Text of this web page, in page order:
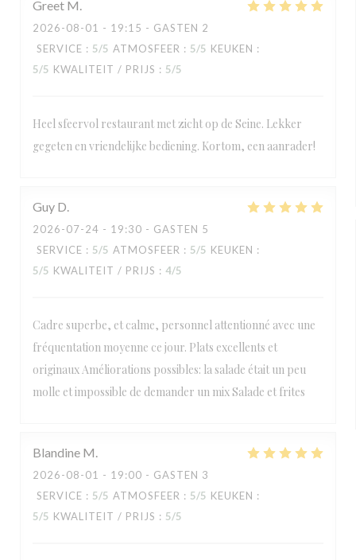
Greet M
2026-08-01 - 19:15 - GASTEN 2
SERVICE : 5/5 ATMOSFEER : 5/5 KEUKEN :
5/5 KWALITEIT / PRIJS : 5/5
Heel sfeervol restaurant met zicht op de Seine. Lekker
gegeten en vriendelijke bediening. Kortom, een aanrader!
Guy D
2026-07-24 - 19:30 - GASTEN 5
SERVICE : 5/5 ATMOSFEER : 5/5 KEUKEN :
5/5 KWALITEIT / PRIJS : 4/5
Cadre superbe, et calme, personnel attentionné avec une
fréquentation moyenne ce jour. Plats excellents et
originaux Améliorations possibles: la salade était un peu
molle et impossible de demander un mix Salade et frites
Blandine M
2026-08-01 - 19:00 - GASTEN 3
SERVICE : 5/5 ATMOSFEER : 5/5 KEUKEN :
5/5 KWALITEIT / PRIJS : 5/5